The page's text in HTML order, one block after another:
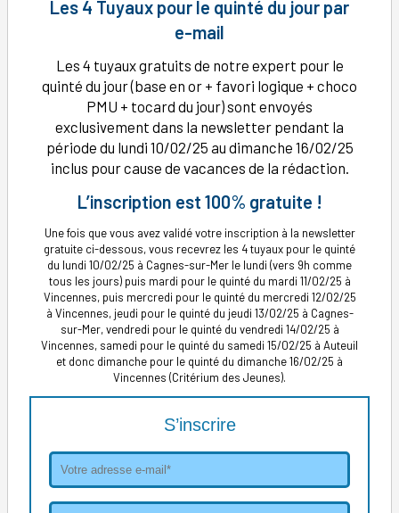
Les 4 Tuyaux pour le quinté du jour par
e-mail
Les 4 tuyaux gratuits de notre expert pour le
quinté du jour (base en or + favori logique + choco
PMU + tocard du jour) sont envoyés
exclusivement dans la newsletter pendant la
période du lundi 10/02/25 au dimanche 16/02/25
inclus pour cause de vacances de la rédaction.
L’inscription est 100% gratuite !
Une fois que vous avez validé votre inscription à la newsletter
gratuite ci-dessous, vous recevrez les 4 tuyaux pour le quinté
du lundi 10/02/25 à Cagnes-sur-Mer le lundi (vers 9h comme
tous les jours) puis mardi pour le quinté du mardi 11/02/25 à
Vincennes, puis mercredi pour le quinté du mercredi 12/02/25
à Vincennes, jeudi pour le quinté du jeudi 13/02/25 à Cagnes-
sur-Mer, vendredi pour le quinté du vendredi 14/02/25 à
Vincennes, samedi pour le quinté du samedi 15/02/25 à Auteuil
et donc dimanche pour le quinté du dimanche 16/02/25 à
Vincennes (Critérium des Jeunes).
S’inscrire